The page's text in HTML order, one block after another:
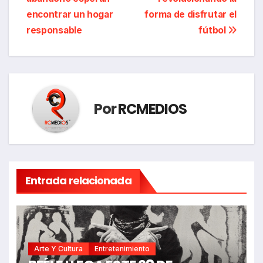
forma de disfrutar el
fútbol
encontrar un hogar
responsable
PorRCMEDIOS
Entrada relacionada
Arte Y Cultura Entretenimiento